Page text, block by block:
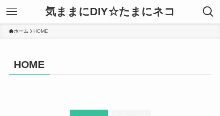
気ままにDIY☆たまにネコ
ホーム HOME
HOME